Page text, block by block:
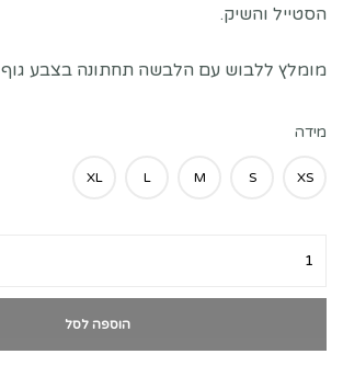
הסטייל והשיק.
מומלץ ללבוש עם הלבשה תחתונה בצבע גוף
מידה
XS
S
M
L
XL
הוספה לסל